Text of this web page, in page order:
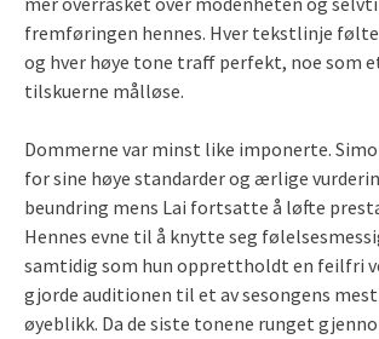
fremføringen hennes. Hver tekstlinje
og hver høye tone traff perfekt, noe som
tilskuerne målløse.
Dommerne var minst like imponerte.
for sine høye standarder og ærlige
beundring mens Lai fortsatte å løfte
Hennes evne til å knytte seg
samtidig som hun opprettholdt en feilfri
gjorde auditionen til et av sesongens
øyeblikk. Da de siste tonene runget